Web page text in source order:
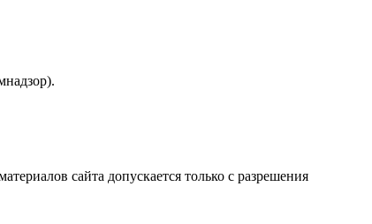
сайта допускается только с разрешения